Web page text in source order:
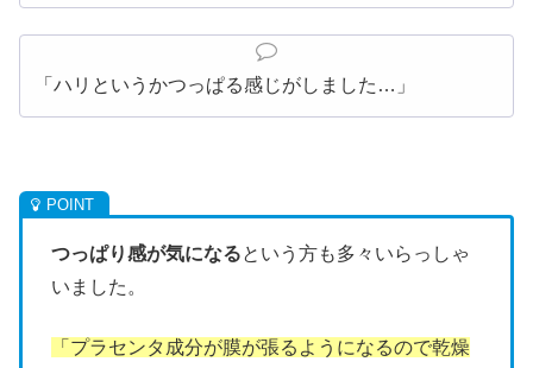
「ハリというかつっぱる感じがしました…」
つっぱり感が気になるという方も多々いらっしゃ
いました。
「プラセンタ成分が膜が張るようになるので乾燥